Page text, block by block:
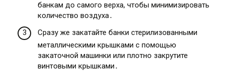
банкам до самого верха, чтобы минимизировать
количество воздуха․
Сразу же закатайте банки стерилизованными
металлическими крышками с помощью
закаточной машинки или плотно закрутите
винтовыми крышками․